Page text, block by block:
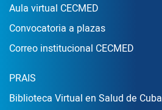
Aula virtual CECMED
Convocatoria a plazas
Correo institucional CECMED
Enlace Footer2
PRAIS
Biblioteca Virtual en Salud de Cuba